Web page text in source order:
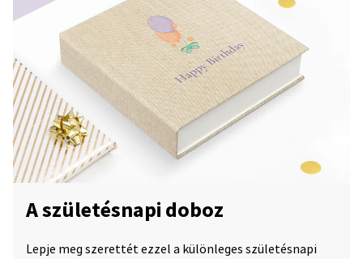
A születésnapi doboz
Lepje meg szerettét ezzel a különleges születésnapi